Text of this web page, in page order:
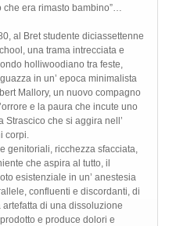
era rimasto bambino”…
al Bret studente diciassettenne
una trama intrecciata e
holliwoodiano tra feste,
in un’ epoca minimalista
Mallory, un nuovo compagno
e la paura che incute uno
Strascico che si aggira nell’
corpi.
genitoriali, ricchezza sfacciata,
che aspira al tutto, il
esistenziale in un’ anestesia
confluenti e discordanti, di
di una dissoluzione
e produce dolori e